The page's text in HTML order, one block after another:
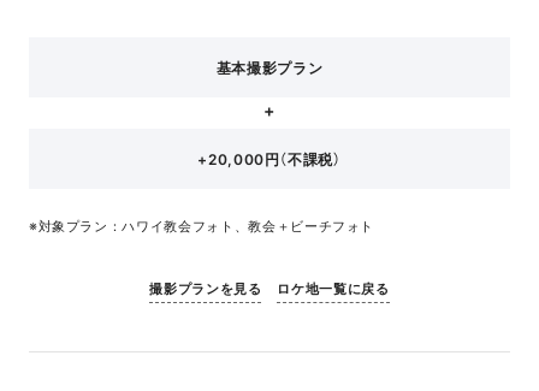
基本撮影プラン
+20,000円（不課税）
※対象プラン：ハワイ教会フォト、教会＋ビーチフォト
撮影プランを見る ロケ地一覧に戻る